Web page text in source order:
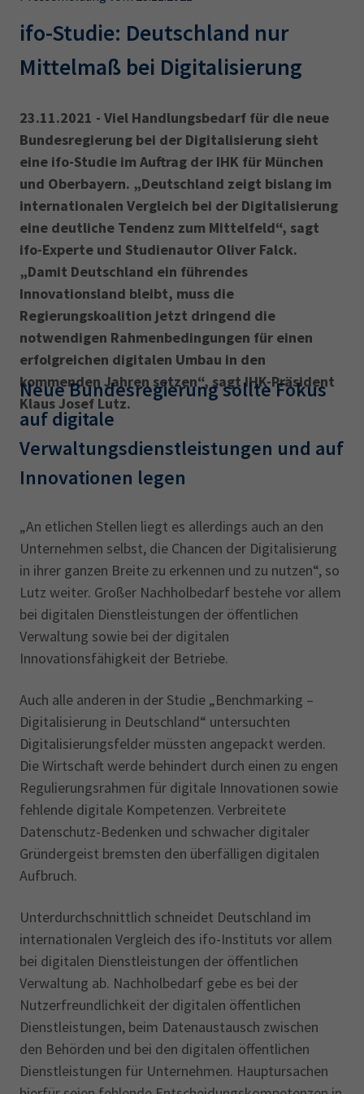
Leichte Sprache
IHK regional
Karriere
Presse
EN
IHK Akademie
Magazin
AdA
34d
Prüfungstermine
Wirtschaftsfachwirt
34f
Negativerklärung
Sachkundeprüfung
Berichtsheft
AEVO
ifo-Studie: Deutschland nur
Mittelmaß bei Digitalisierung
23.11.2021 - Viel Handlungsbedarf für die neue
Bundesregierung bei der Digitalisierung sieht
eine ifo-Studie im Auftrag der IHK für München
und Oberbayern. „Deutschland zeigt bislang im
internationalen Vergleich bei der Digitalisierung
eine deutliche Tendenz zum Mittelfeld“, sagt
ifo-Experte und Studienautor Oliver Falck.
„Damit Deutschland ein führendes
Innovationsland bleibt, muss die
Regierungskoalition jetzt dringend die
notwendigen Rahmenbedingungen für einen
erfolgreichen digitalen Umbau in den
kommenden Jahren setzen“, sagt IHK-Präsident
Klaus Josef Lutz.
Neue Bundesregierung sollte Fokus
auf digitale
Verwaltungsdienstleistungen und auf
Innovationen legen
„An etlichen Stellen liegt es allerdings auch an den
Unternehmen selbst, die Chancen der Digitalisierung
in ihrer ganzen Breite zu erkennen und zu nutzen“, so
Lutz weiter. Großer Nachhol­bedarf bestehe vor allem
bei digitalen Dienstleistungen der öffentlichen
Verwaltung sowie bei der digitalen
Innovationsfähigkeit der Betriebe.
Auch alle anderen in der Studie „Benchmarking –
Digitalisierung in Deutschland“ untersuchten
Digitalisierungsfelder müssten angepackt werden.
Die Wirtschaft werde behindert durch einen zu engen
Regulierungsrahmen für digitale Innovationen sowie
fehlende digitale Kompetenzen. Verbreitete
Datenschutz-Bedenken und schwacher digitaler
Gründergeist bremsten den überfälligen digitalen
Aufbruch.
Unterdurchschnittlich schneidet Deutschland im
internationalen Vergleich des ifo-Instituts vor allem
bei digitalen Dienstleistungen der öffentlichen
Verwaltung ab. Nachholbedarf gebe es bei der
Nutzer­freundlichkeit der digitalen öffentlichen
Dienst­leistungen, beim Datenaustausch zwischen
den Behörden und bei den digitalen öffentlichen
Dienstleistungen für Unternehmen. Hauptursachen